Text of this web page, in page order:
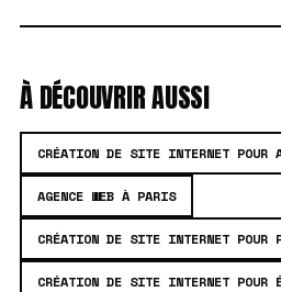
À DÉCOUVRIR AUSSI
CRÉATION DE SITE INTERNET POUR
AGENCE WEB À PARIS
CRÉATION DE SITE INTERNET POUR
CRÉATION DE SITE INTERNET POUR